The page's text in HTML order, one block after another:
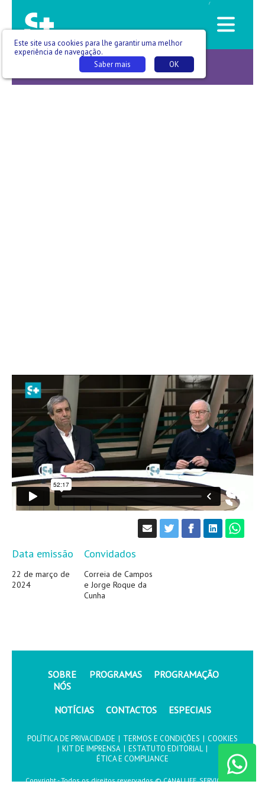
/
Check up -T11 E011 - Vera Arreigoso
Data emissão
22 de março de
2024
Convidados
Correia de Campos
e Jorge Roque da
Cunha
SOBRE
NÓS
PROGRAMAS PROGRAMAÇÃO
NOTÍCIAS CONTACTOS ESPECIAIS
POLÍTICA DE PRIVACIDADE | TERMOS E CONDIÇÕES | COOKIES
| KIT DE IMPRENSA | ESTATUTO EDITORIAL |
ÉTICA E COMPLIANCE
Copyright - Todos os direitos revervados © CANALLIFE, SERVIÇOS DE
Este site usa cookies para lhe garantir uma melhor
experiência de navegação.
OK
Saber mais